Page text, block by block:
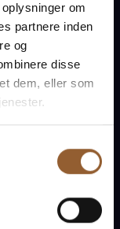
om
partnere inden
og
disse
dem, eller som